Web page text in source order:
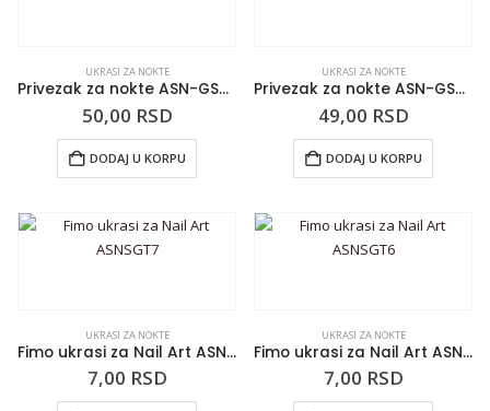
UKRASI ZA NOKTE
Privezak za nokte ASN-GS-03 CIRKON KVADRAT
50,00 RSD
DODAJ U KORPU
UKRASI ZA NOKTE
Privezak za nokte ASN-GS-02 CRNI KVADRAT
49,00 RSD
DODAJ U KORPU
UKRASI ZA NOKTE
Fimo ukrasi za Nail Art ASNSGT7
7,00 RSD
UKRASI ZA NOKTE
Fimo ukrasi za Nail Art ASNSGT6
7,00 RSD